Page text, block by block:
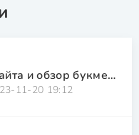
Vave: описание сайта и обзор букмекера с криптовалютным уклоном
11-20 19:12